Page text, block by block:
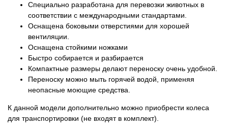
Специально разработана для перевозки животных в
соответствии с международными стандартами.
Оснащена боковыми отверстиями для хорошей
вентиляции.
Оснащена стойкими ножками
Быстро собирается и разбирается
Компактные размеры делают переноску очень удобной.
Переноску можно мыть горячей водой, применяя
неопасные моющие средства.
К данной модели дополнительно можно приобрести колеса
для транспортировки (не входят в комплект).